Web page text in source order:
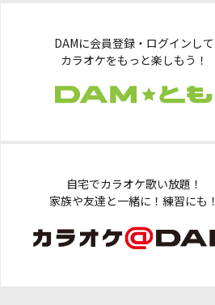
DAMに会員登録・ログインして
カラオケをもっと楽しもう！
自宅でカラオケ歌い放題！
家族や友達と一緒に！練習にも！